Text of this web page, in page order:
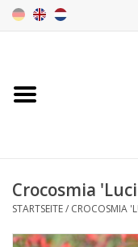
Startseite
Frühjahrsblüher
Sommerblüher
Crocosmia
STARTSEITE/ CROCOSMIA